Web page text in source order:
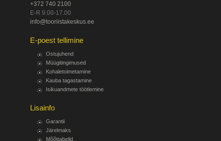
+372 740 2100
E-R 9.00-17.00
info@tooriistakeskus.ee
E-poest tellimine
Ostujuhend
Müügitingimused
Kohaletoimetamine
Kauba tagastamine
Isikuandmete töötlemine
Lisainfo
Garantii
Järelmaks
Mõõttabelid